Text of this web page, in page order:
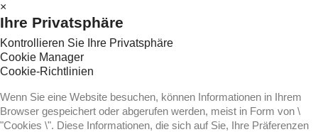
×
Ihre Privatsphäre
Kontrollieren Sie Ihre Privatsphäre
Cookie Manager
Cookie-Richtlinien
Wenn Sie eine Website besuchen, können Informationen in Ihrem
Browser gespeichert oder abgerufen werden, meist in Form von \
"Cookies \". Diese Informationen, die sich auf Sie, Ihre Präferenzen